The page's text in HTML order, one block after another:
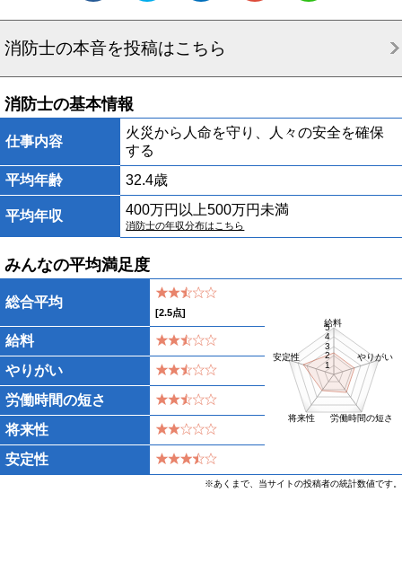
消防士の本音を投稿はこちら
消防士の基本情報
仕事内容
火災から人命を守り、人々の安全を確保
する
平均年齢
32.4歳
平均年収 400万円以上500万円未満
消防士の年収分布はこちら
みんなの平均満足度
総合平均
[2.5点]
1
2
3
4
5
給料
やりがい
労働時間の短さ
将来性
安定性
給料
やりがい
労働時間の短さ
将来性
安定性
※あくまで、当サイトの投稿者の統計数値です。